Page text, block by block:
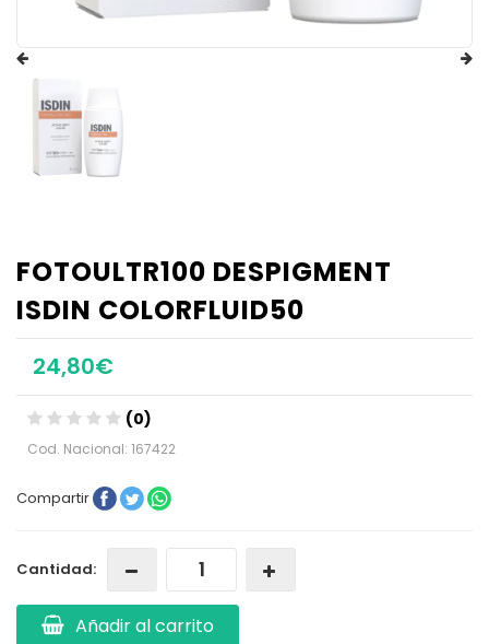
FOTOULTR100 DESPIGMENT
ISDIN COLORFLUID50
24,80€
(0)
Cod. Nacional: 167422
Compartir
Cantidad:
Añadir al carrito